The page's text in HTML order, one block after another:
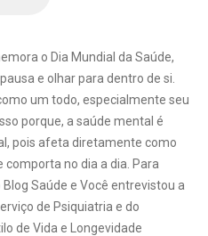
o Dia Mundial da Saúde,
e olhar para dentro de si.
um todo, especialmente seu
porque, a saúde mental é
pois afeta diretamente como
comporta no dia a dia. Para
Saúde e Você entrevistou a
de Psiquiatria e do
de Vida e Longevidade